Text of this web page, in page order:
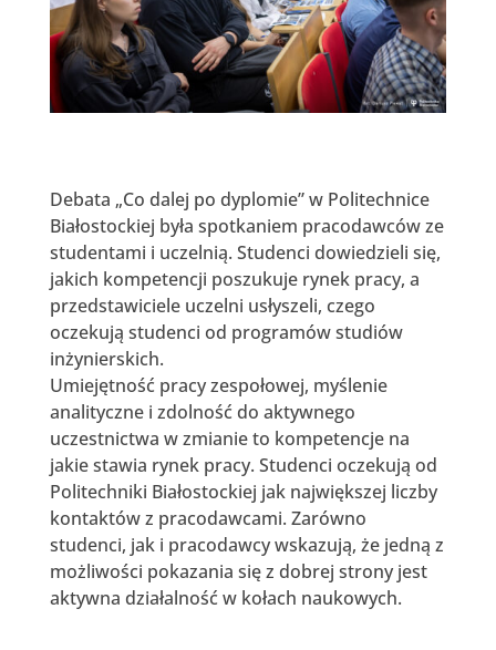
Debata „Co dalej po dyplomie” w Politechnice
Białostockiej była spotkaniem pracodawców ze
studentami i uczelnią. Studenci dowiedzieli się,
jakich kompetencji poszukuje rynek pracy, a
przedstawiciele uczelni usłyszeli, czego
oczekują studenci od programów studiów
inżynierskich.
Umiejętność pracy zespołowej, myślenie
analityczne i zdolność do aktywnego
uczestnictwa w zmianie to kompetencje na
jakie stawia rynek pracy. Studenci oczekują od
Politechniki Białostockiej jak największej liczby
kontaktów z pracodawcami. Zarówno
studenci, jak i pracodawcy wskazują, że jedną z
możliwości pokazania się z dobrej strony jest
aktywna działalność w kołach naukowych.